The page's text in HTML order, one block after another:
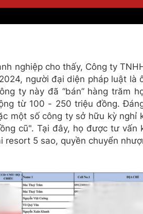
nghiệp cho thấy, Công ty
người đại diện pháp luật là
ty này đã “bán” hàng trăm
từ 100 - 250 triệu đồng.
một số công ty sở hữu kỳ nghỉ
cũ". Tại đây, họ được tư vấn
5 sao, quyền chuyển